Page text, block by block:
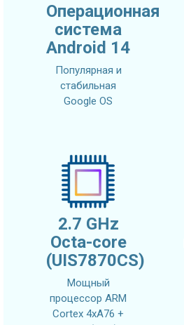
Операционная
система
Android 14
Популярная и
стабильная
Google OS
2.7 GHz
Octa-core
(UIS7870CS)
Мощный
процессор ARM
Cortex 4xA76 +